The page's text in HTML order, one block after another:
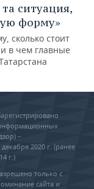
ситуация,
форму»
сколько стоит
в чем главные
–
2020 г. (ранее
г.)
только с
сайта и